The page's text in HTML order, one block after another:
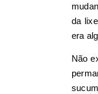
da
era
Não